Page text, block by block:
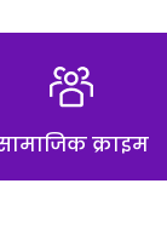
क्राइम